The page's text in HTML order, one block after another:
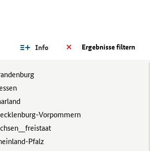
Ergebnisse filtern
Info
Vorpommern
Pfalz